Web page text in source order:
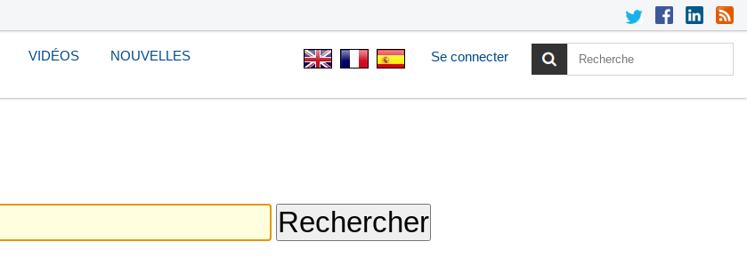
VIDÉOS NOUVELLES Chercher par
Recherche
avancée…
Se connecter